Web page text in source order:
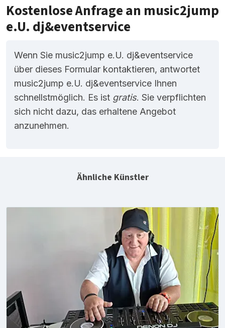
Kostenlose Anfrage an music2jump
e.U. dj&eventservice
Wenn Sie music2jump e.U. dj&eventservice
über dieses Formular kontaktieren, antwortet
music2jump e.U. dj&eventservice Ihnen
schnellstmöglich. Es ist gratis. Sie verpflichten
sich nicht dazu, das erhaltene Angebot
anzunehmen.
Ähnliche Künstler